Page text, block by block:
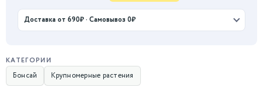
Доставка от 690₽ · Самовывоз 0₽
КАТЕГОРИИ
Бонсай Крупномерные растения